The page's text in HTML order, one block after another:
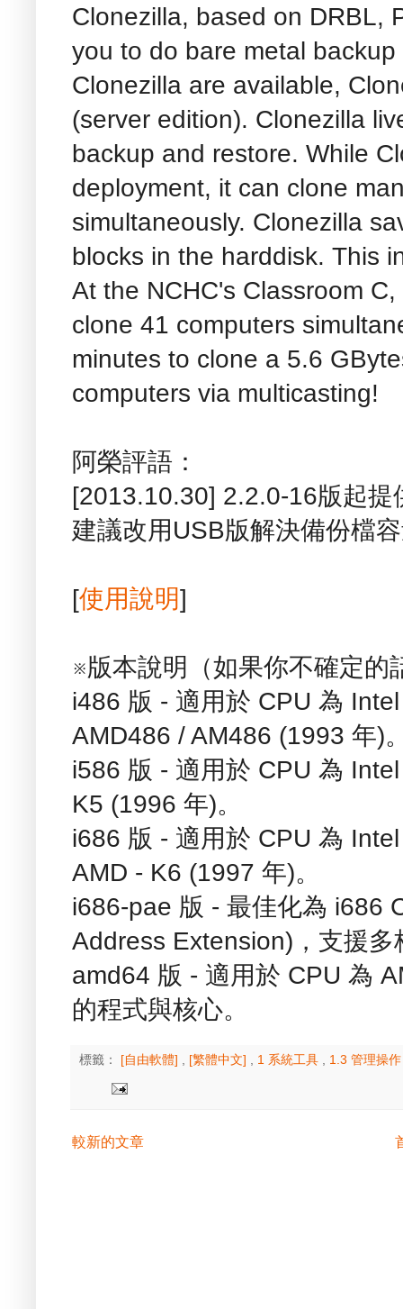
Clonezilla, based on DRBL,
you to do bare metal
Clonezilla are available,
(server edition). Clonezilla
backup and restore. While
deployment, it can clone
simultaneously. Clonezilla
blocks in the harddisk. This
At the NCHC's Classroom
clone 41 computers
minutes to clone a 5.6
computers via multicasting!
阿榮評語：
[2013.10.30] 2.2.0-16版起
建議改用USB版解決備份檔
[使用說明]
※版本說明（如果你不確定的
i486 版 - 適用於 CPU 為
AMD486 / AM486 (1993 年)
i586 版 - 適用於 CPU 為
K5 (1996 年)。
i686 版 - 適用於 CPU 為
AMD - K6 (1997 年)。
i686-pae 版 - 最佳化為 i686
Address Extension)，支援
amd64 版 - 適用於 CPU 為
的程式與核心。
標籤： [自由軟體] [繁體中文] 1 系統工具 1.3 管理操
較新的文章